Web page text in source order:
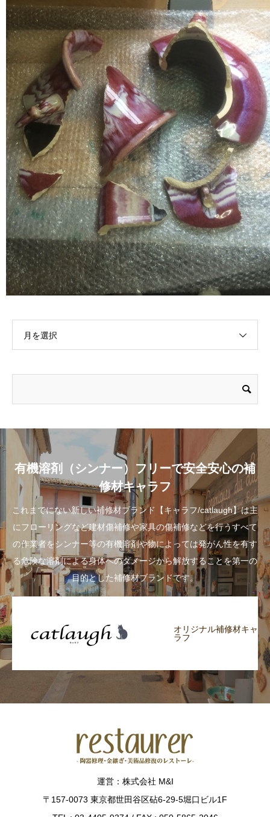
月を選択
有機溶剤（シンナー）フリーで安全安心の補
修材キャラフ
これまでにない新しい補修材ブランド【キャラフ/catlaugh】は主
にフローリングなど建材傷補修や家具の傷補修などを行うすべて
の作業者をシンナー等の有機溶剤や物によっては発がん性を有す
る危険な溶剤による身体へのダメージから解放することを第一の
目的とした補修材ブランドです。
オリジナル補修材キャ
ラフ
運営：株式会社 M&I
〒157-0073 東京都世田谷区砧6-29-5堀口ビル1F